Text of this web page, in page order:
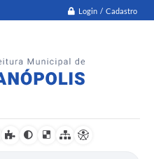
Login / Cadastro